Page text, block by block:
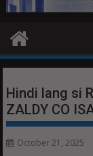
Hindi lang si
ZALDY CO
October 21, 2025